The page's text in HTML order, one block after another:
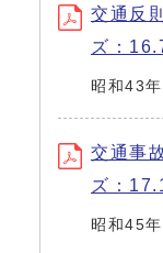
交通反
ズ：
昭和43
交通事
ズ：
昭和45